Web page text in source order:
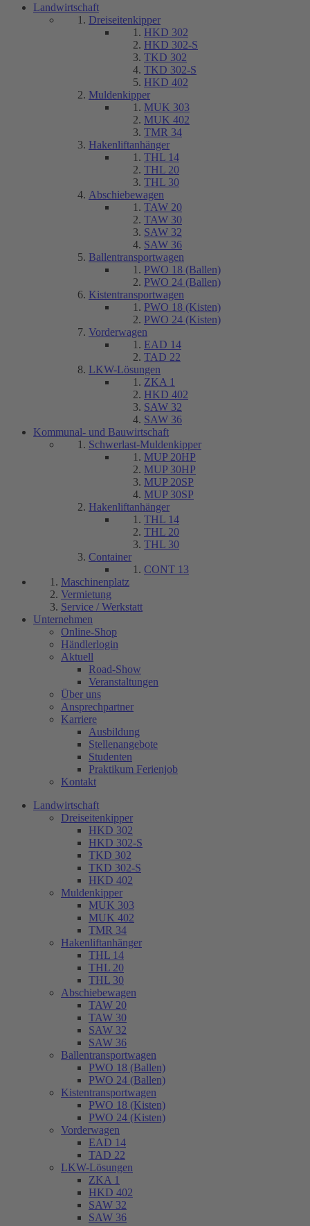
Landwirtschaft
Dreiseitenkipper
HKD 302
HKD 302-S
TKD 302
TKD 302-S
HKD 402
Muldenkipper
MUK 303
MUK 402
TMR 34
Hakenliftanhänger
THL 14
THL 20
THL 30
Abschiebewagen
TAW 20
TAW 30
SAW 32
SAW 36
Ballentransportwagen
PWO 18 (Ballen)
PWO 24 (Ballen)
Kistentransportwagen
PWO 18 (Kisten)
PWO 24 (Kisten)
Vorderwagen
EAD 14
TAD 22
LKW-Lösungen
ZKA 1
HKD 402
SAW 32
SAW 36
Kommunal- und Bauwirtschaft
Schwerlast-Muldenkipper
MUP 20HP
MUP 30HP
MUP 20SP
MUP 30SP
Hakenliftanhänger
THL 14
THL 20
THL 30
Container
CONT 13
Maschinenplatz
Vermietung
Service / Werkstatt
Unternehmen
Online-Shop
Händlerlogin
Aktuell
Road-Show
Veranstaltungen
Über uns
Ansprechpartner
Karriere
Ausbildung
Stellenangebote
Studenten
Praktikum Ferienjob
Kontakt
Landwirtschaft
Dreiseitenkipper
HKD 302
HKD 302-S
TKD 302
TKD 302-S
HKD 402
Muldenkipper
MUK 303
MUK 402
TMR 34
Hakenliftanhänger
THL 14
THL 20
THL 30
Abschiebewagen
TAW 20
TAW 30
SAW 32
SAW 36
Ballentransportwagen
PWO 18 (Ballen)
PWO 24 (Ballen)
Kistentransportwagen
PWO 18 (Kisten)
PWO 24 (Kisten)
Vorderwagen
EAD 14
TAD 22
LKW-Lösungen
ZKA 1
HKD 402
SAW 32
SAW 36